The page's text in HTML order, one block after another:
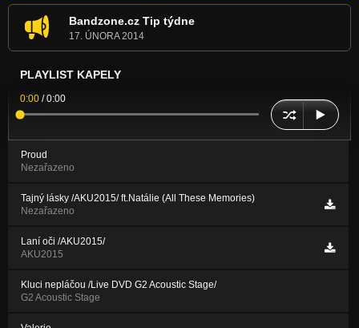
Bandzone.cz Tip týdne
17. ÚNORA 2014
PLAYLIST KAPELY
0:00 /0:00
Proud
Nezařazeno
Tajný lásky /AKU2015/ ft.Natálie (All These Memories)
Nezařazeno
Laní oči /AKU2015/
AKU2015
Kluci nepláčou /Live DVD G2 Acoustic Stage/
G2 Acoustic Stage